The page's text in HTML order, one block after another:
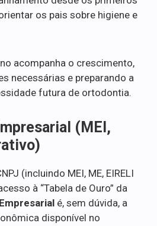
os pais sobre higiene e
acompanha o crescimento,
necessárias e preparando a
futura de ortodontia.
(MEI,
(incluindo MEI, ME, EIRELI
à “Tabela de Ouro” da
é, sem dúvida, a
disponível no